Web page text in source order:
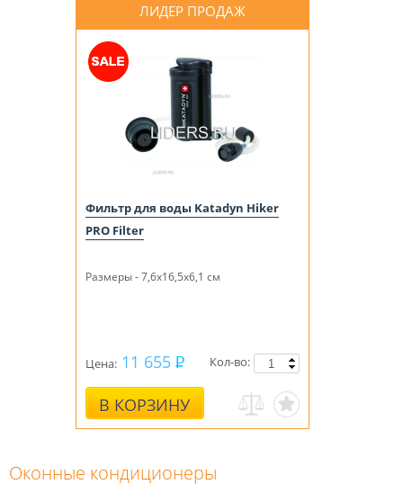
ЛИДЕР ПРОДАЖ
Фильтр для воды Katadyn Hiker
PRO Filter
Размеры - 7,6x16,5x6,1 см
Цена: 11 655
В КОРЗИНУ
Кол-во:
Оконные кондиционеры